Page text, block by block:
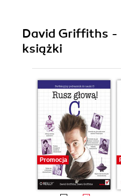
David Griffiths -
książki
Promocja